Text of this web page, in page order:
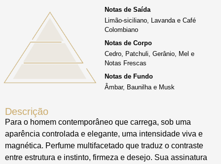
Descrição
Para o homem contemporâneo que carrega, sob uma
aparência controlada e elegante, uma intensidade viva e
magnética. Perfume multifacetado que traduz o contraste
entre estrutura e instinto, firmeza e desejo. Sua assinatura
Notas de Saída
Limão-siciliano, Lavanda e Café
Colombiano
Notas de Corpo
Cedro, Patchuli, Gerânio, Mel e
Notas Frescas
Notas de Fundo
Âmbar, Baunilha e Musk